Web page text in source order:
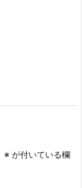
※ が付いている欄